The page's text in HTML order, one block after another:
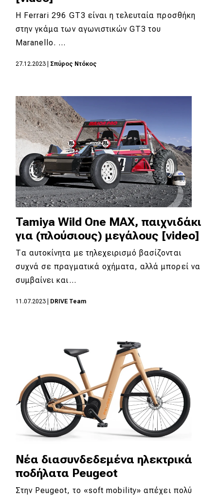
H Ferrari 296 GT3 είναι η τελευταία προσθήκη
στην γκάμα των αγωνιστικών GT3 του
Maranello. …
27.12.2023 Σπύρος Ντόκος
Tamiya Wild One MAX, παιχνιδάκι
για (πλούσιους) μεγάλους [video]
Τα αυτοκίνητα με τηλεχειρισμό βασίζονται
συχνά σε πραγματικά οχήματα, αλλά μπορεί να
συμβαίνει και…
11.07.2023 DRIVE Team
Νέα διασυνδεδεμένα ηλεκτρικά
ποδήλατα Peugeot
Στην Peugeot, το «soft mobility» απέχει πολύ